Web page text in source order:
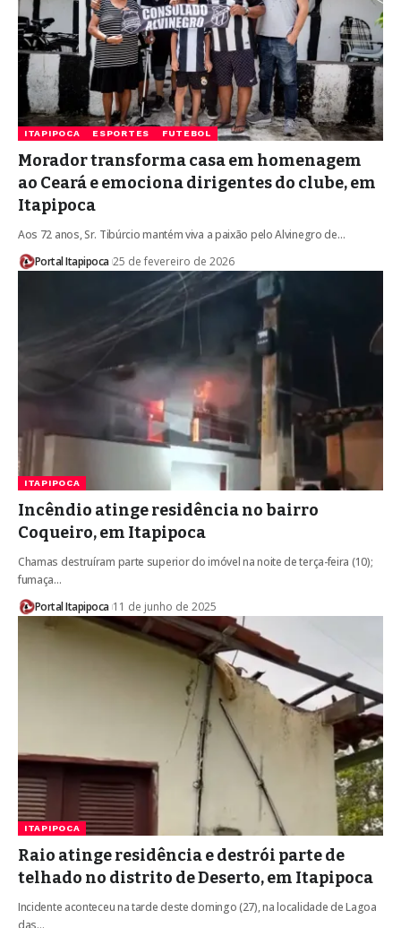
ITAPIPOCA ESPORTES FUTEBOL
Morador transforma casa em homenagem
ao Ceará e emociona dirigentes do clube, em
Itapipoca
Aos 72 anos, Sr. Tibúrcio mantém viva a paixão pelo Alvinegro de…
Portal Itapipoca 25 de fevereiro de 2026
ITAPIPOCA
Incêndio atinge residência no bairro
Coqueiro, em Itapipoca
Chamas destruíram parte superior do imóvel na noite de terça-feira (10);
fumaça…
Portal Itapipoca 11 de junho de 2025
ITAPIPOCA
Raio atinge residência e destrói parte de
telhado no distrito de Deserto, em Itapipoca
Incidente aconteceu na tarde deste domingo (27), na localidade de Lagoa
das…